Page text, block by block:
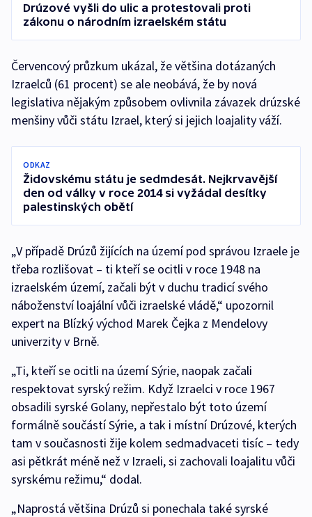
Drúzové vyšli do ulic a protestovali proti
zákonu o národním izraelském státu
Červencový průzkum ukázal, že většina dotázaných
Izraelců (61 procent) se ale neobává, že by nová
legislativa nějakým způsobem ovlivnila závazek drúzské
menšiny vůči státu Izrael, který si jejich loajality váží.
ODKAZ
Židovskému státu je sedmdesát. Nejkrvavější
den od války v roce 2014 si vyžádal desítky
palestinských obětí
„V případě Drúzů žijících na území pod správou Izraele je
třeba rozlišovat – ti kteří se ocitli v roce 1948 na
izraelském území, začali být v duchu tradicí svého
náboženství loajální vůči izraelské vládě,“ upozornil
expert na Blízký východ Marek Čejka z Mendelovy
univerzity v Brně.
„Ti, kteří se ocitli na území Sýrie, naopak začali
respektovat syrský režim. Když Izraelci v roce 1967
obsadili syrské Golany, nepřestalo být toto území
formálně součástí Sýrie, a tak i místní Drúzové, kterých
tam v současnosti žije kolem sedmadvaceti tisíc – tedy
asi pětkrát méně než v Izraeli, si zachovali loajalitu vůči
syrskému režimu,“ dodal.
„Naprostá většina Drúzů si ponechala také syrské